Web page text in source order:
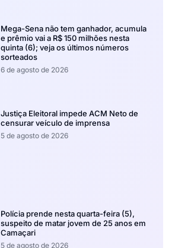
Mega-Sena não tem ganhador, acumula
e prêmio vai a R$ 150 milhões nesta
quinta (6); veja os últimos números
sorteados
6 de agosto de 2026
Justiça Eleitoral impede ACM Neto de
censurar veículo de imprensa
5 de agosto de 2026
Polícia prende nesta quarta-feira (5),
suspeito de matar jovem de 25 anos em
Camaçari
5 de agosto de 2026